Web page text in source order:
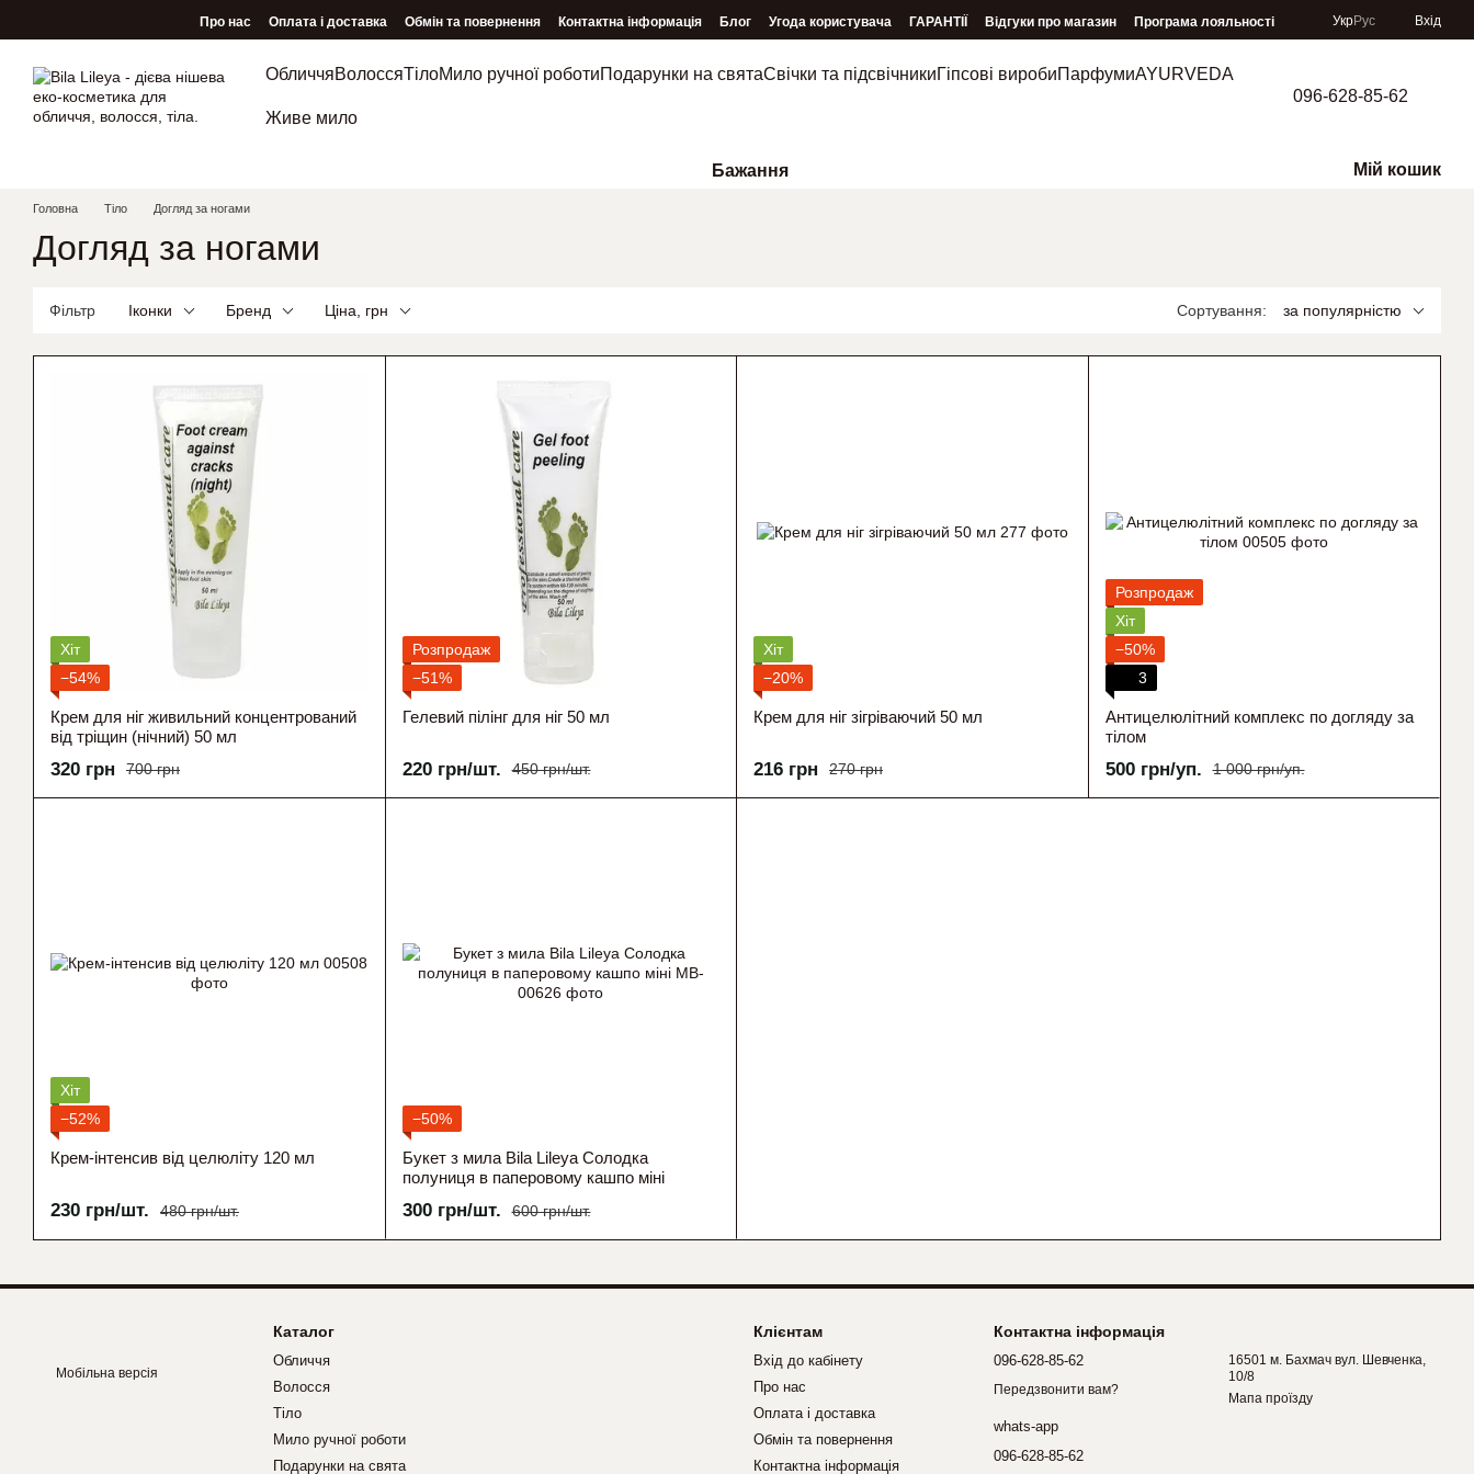
Перейти до основного контенту
Про нас Оплата і доставка Обмін та повернення Контактна інформація Блог Угода користувача ГАРАНТІЇ Відгуки про магазин Програма лояльності УкрРус Вхід
ОбличчяВолоссяТілоМило ручної роботиПодарунки на святаСвічки та підсвічникиГіпсові виробиПарфумиAYURVEDA
Живе мило
096-628-85-62
Бажання Мій кошик
Головна Тіло Догляд за ногами
Догляд за ногами
Фільтр Іконки Бренд Ціна, грн Сортування: за популярністю
Хіт
−54%
Крем для ніг живильний концентрований
від тріщин (нічний) 50 мл
700 грн
320 грн
Розпродаж
−51%
Гелевий пілінг для ніг 50 мл
450 грн/шт.
220 грн/шт.
Хіт
−20%
Крем для ніг зігріваючий 50 мл
270 грн
216 грн
Розпродаж
Хіт
−50%
3
Антицелюлітний комплекс по догляду за
тілом
1 000 грн/уп.
500 грн/уп.
Хіт
−52%
Крем-інтенсив від целюліту 120 мл
480 грн/шт.
230 грн/шт.
−50%
Букет з мила Bila Lileya Солодка
полуниця в паперовому кашпо міні
600 грн/шт.
300 грн/шт.
Мобільна версія
Каталог
Обличчя
Волосся
Тіло
Мило ручної роботи
Подарунки на свята
Клієнтам
Вхід до кабінету
Про нас
Оплата і доставка
Обмін та повернення
Контактна інформація
Контактна інформація
096-628-85-62
Передзвонити вам?
whats-app
096-628-85-62
16501 м. Бахмач вул. Шевченка,
10/8
Мапа проїзду